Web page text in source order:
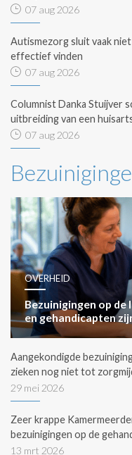
07 aug 2026
Autismezorg sluit vaak
effectief vinden
07 aug 2026
Columnist Danka Stuijver
uitbreiding van een
07 aug 2026
OVERHEID
Bezuinigingen op
en gehandicapten
Aangekondigde
zieken nog niet tot
29 mei 2026
Zeer krappe
bezuinigingen op de
13 mrt 2026